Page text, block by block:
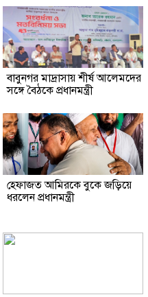
বাবুনগর মাদ্রাসায় শীর্ষ আলেমদের
সঙ্গে বৈঠকে প্রধানমন্ত্রী
হেফাজত আমিরকে বুকে জড়িয়ে
ধরলেন প্রধানমন্ত্রী